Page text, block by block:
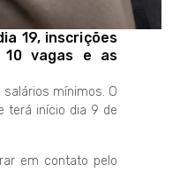
19, inscrições
vagas e as
mínimos. O
terá início dia 9 de
em contato pelo